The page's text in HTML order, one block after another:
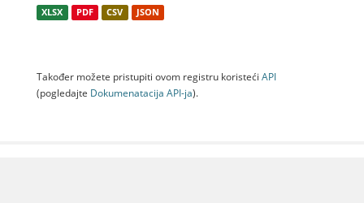
XLSX PDF CSV JSON
Također možete pristupiti ovom registru koristeći API
(pogledajte Dokumenаtаcijа API-jа).